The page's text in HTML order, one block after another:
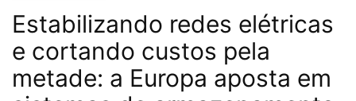
Estabilizando redes elétricas
e cortando custos pela
metade: a Europa aposta em